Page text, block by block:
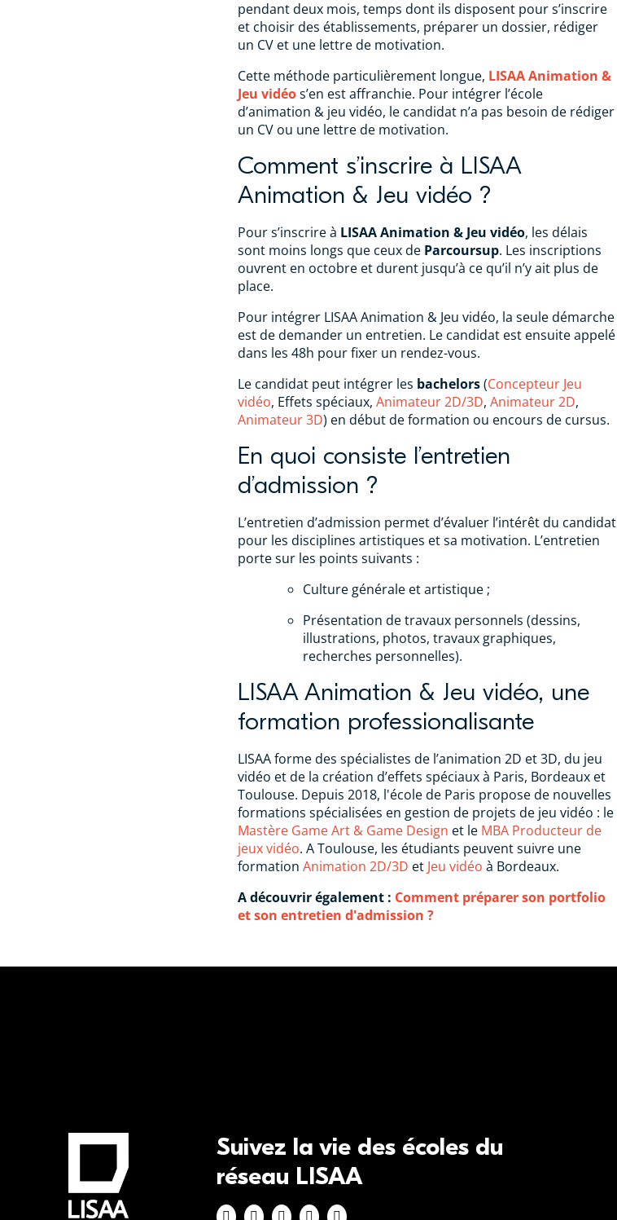
pendant deux mois, temps dont ils disposent pour s’inscrire
et choisir des établissements, préparer un dossier, rédiger
un CV et une lettre de motivation.
Cette méthode particulièrement longue, LISAA Animation &
Jeu vidéos’en est affranchie. Pour intégrer l’école
d’animation & jeu vidéo, le candidat n’a pas besoin de rédiger
un CV ou une lettre de motivation.
Comment s’inscrire à LISAA
Animation & Jeu vidéo ?
Pour s’inscrire à LISAA Animation & Jeu vidéo, les délais
sont moins longs que ceux de Parcoursup. Les inscriptions
ouvrent en octobre et durent jusqu’à ce qu’il n’y ait plus de
place.
Pour intégrer LISAA Animation & Jeu vidéo, la seule démarche
est de demander un entretien. Le candidat est ensuite appelé
dans les 48h pour fixer un rendez-vous.
Le candidat peut intégrer les bachelors(Concepteur Jeu
vidéo, Effets spéciaux, Animateur 2D/3D, Animateur 2D,
Animateur 3D) en début de formation ou encours de cursus.
En quoi consiste l’entretien
d’admission ?
L’entretien d’admission permet d’évaluer l’intérêt du candidat
pour les disciplines artistiques et sa motivation. L’entretien
porte sur les points suivants :
Culture générale et artistique ;
Présentation de travaux personnels (dessins,
illustrations, photos, travaux graphiques,
recherches personnelles).
LISAA Animation & Jeu vidéo, une
formation professionalisante
LISAA forme des spécialistes de l’animation 2D et 3D, du jeu
vidéo et de la création d’effets spéciaux à Paris, Bordeaux et
Toulouse. Depuis 2018, l'école de Paris propose de nouvelles
formations spécialisées en gestion de projets de jeu vidéo : le
Mastère Game Art & Game Design et le MBA Producteur de
jeux vidéo. A Toulouse, les étudiants peuvent suivre une
formation Animation 2D/3D et Jeu vidéo à Bordeaux.
A découvrir également : Comment préparer son portfolio
et son entretien d'admission ?
Suivez la vie des écoles du
réseau LISAA